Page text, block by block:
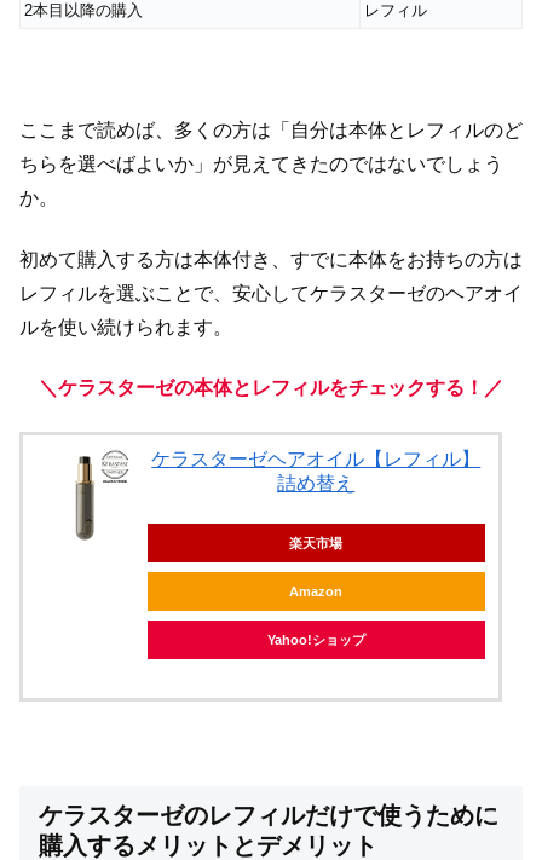
2本目以降の購入
レフィル
ここまで読めば、多くの方は「自分は本体とレフィルのど
ちらを選べばよいか」が見えてきたのではないでしょう
か。
初めて購入する方は本体付き、すでに本体をお持ちの方は
レフィルを選ぶことで、安心してケラスターゼのヘアオイ
ルを使い続けられます。
＼ケラスターゼの本体とレフィルをチェックする！／
ケラスターゼヘアオイル【レフィル】
詰め替え
楽天市場
Amazon
Yahoo!ショップ
ケラスターゼのレフィルだけで使うために
購入するメリットとデメリット